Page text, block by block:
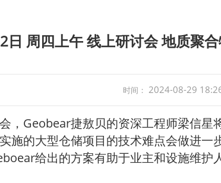
日 周四上午 线上研讨会 地质聚
时间： 2024-08-29
， Geobear捷敖贝的资深工程师梁信星
施的大型仓储项目的技术难点会做进
给出的方案有助于业主和设施维护